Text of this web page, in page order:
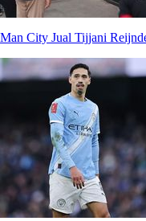
Man City Jual Tijjani